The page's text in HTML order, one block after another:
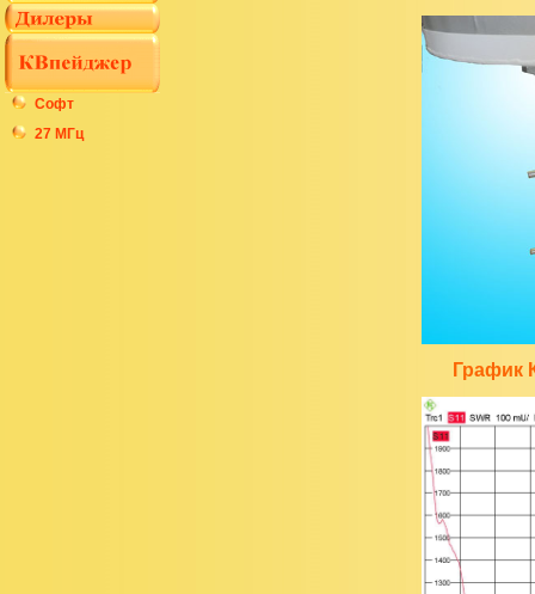
Софт
27 МГц
График